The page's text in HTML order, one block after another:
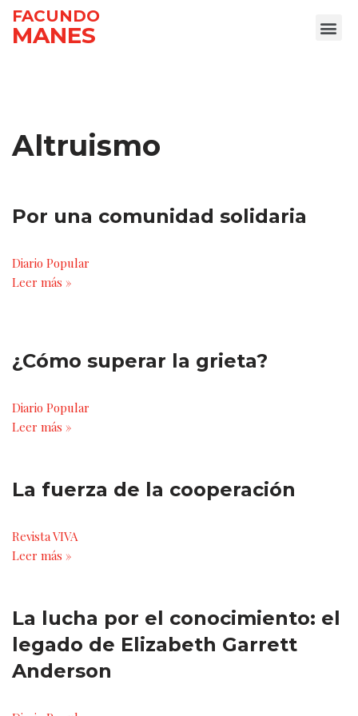
Ir
FACUNDO
MANES
Altruismo
Por una comunidad solidaria
Diario Popular
Leer más »
¿Cómo superar la grieta?
Diario Popular
Leer más »
La fuerza de la cooperación
Revista VIVA
Leer más »
La lucha por el conocimiento: el
legado de Elizabeth Garrett
Anderson